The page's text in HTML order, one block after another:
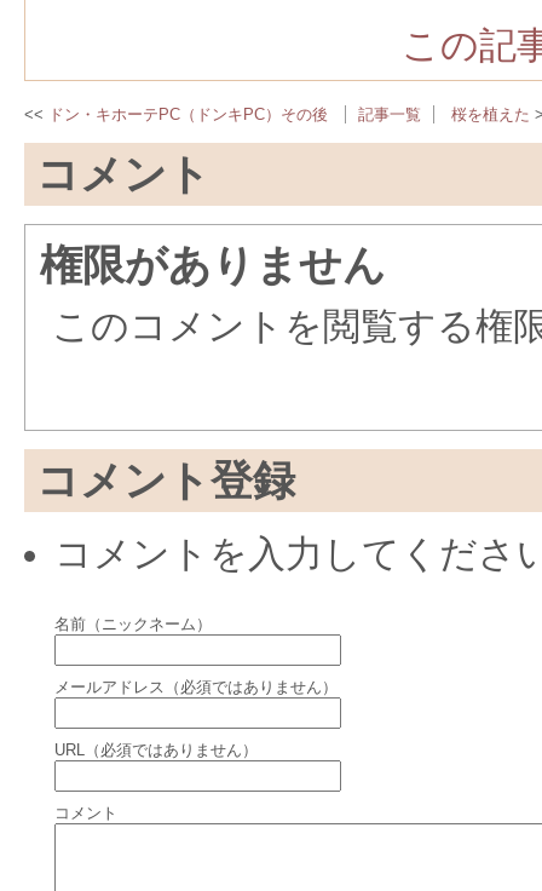
この記
ドン・キホーテPC（ドンキPC）その後 記事一覧 桜を植えた
コメント
権限がありません
このコメントを閲覧する権
コメント登録
コメントを入力してくださ
名前（ニックネーム）
メールアドレス（必須ではありません）
URL（必須ではありません）
コメント